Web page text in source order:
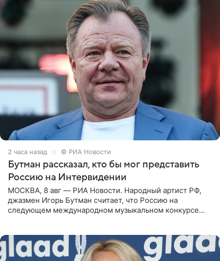
2 часа назад © РИА Новости
Бутман рассказал, кто бы мог представить
Россию на Интервидении
МОСКВА, 8 авг — РИА Новости. Народный артист РФ,
джазмен Игорь Бутман считает, что Россию на
следующем международном музыкальном конкурсе